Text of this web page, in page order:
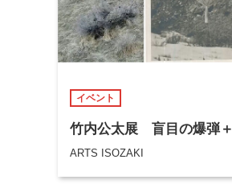
イベント
竹内公太展 盲目の爆弾＋
ARTS ISOZAKI